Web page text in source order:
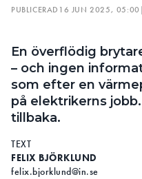
PUBLICERAD 16 JUN 2025, 05:00
En överflödig
– och ingen
som efter en
på elektrikerns
tillbaka.
TEXT
FELIX BJÖRKLUND
felix.bjorklund@in.se